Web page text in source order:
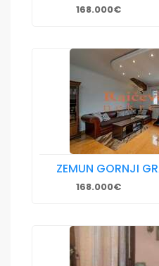
168.000€
ZEMUN GORNJI
168.000€